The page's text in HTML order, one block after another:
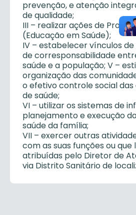
prevenção, e atenção
de qualidade;
III – realizar ações de
(Educação em Saúde);
IV – estabelecer vínculos
de corresponsabilidade
saúde e a população; V –
organização das
o efetivo controle social das
de saúde;
VI – utilizar os sistemas de
planejamento e execução
saúde da família;
VII – exercer outras
com as suas funções ou
atribuídas pelo Diretor de
via Distrito Sanitário de